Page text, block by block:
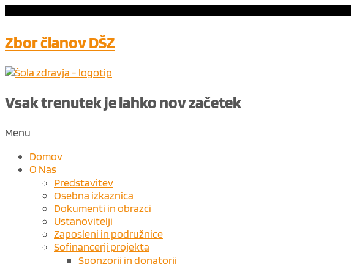
Zbor članov DŠZ
Vsak trenutek je lahko nov ​začetek
Menu
Domov
O Nas
Predstavitev
Osebna izkaznica
Dokumenti in obrazci
Ustanovitelji
Zaposleni in podružnice
Sofinancerji projekta
Sponzorji in donatorji